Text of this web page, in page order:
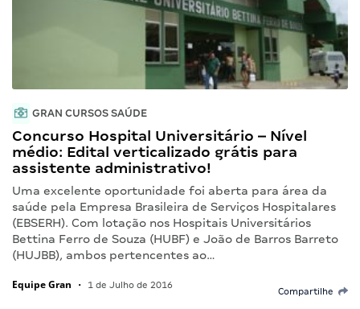
GRAN CURSOS SAÚDE
Concurso Hospital Universitário – Nível
médio: Edital verticalizado grátis para
assistente administrativo!
Uma excelente oportunidade foi aberta para área da
saúde pela Empresa Brasileira de Serviços Hospitalares
(EBSERH). Com lotação nos Hospitais Universitários
Bettina Ferro de Souza (HUBF) e João de Barros Barreto
(HUJBB), ambos pertencentes ao…
Equipe Gran • 1 de Julho de 2016
Compartilhe